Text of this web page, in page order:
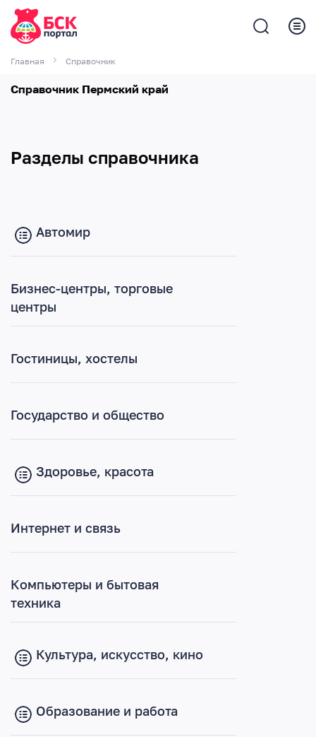
Главная Справочник
Справочник Пермский край
Бизнес-центры, торговые центры
Интернет и связь
Компьютеры и бытовая техника
Окна, двери, потолки
Предприятия
Транспорт и грузоперевозки
ПОКАЗАТЬ СПИСКОМ
Разделы справочника
Автомир
Бизнес-центры, торговые
центры
Гостиницы, хостелы
Государство и общество
Здоровье, красота
Интернет и связь
Компьютеры и бытовая
техника
Культура, искусство, кино
Образование и работа